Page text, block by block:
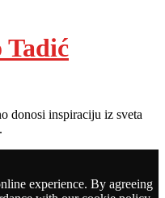
donosi inspiraciju iz sveta
experience. By agreeing